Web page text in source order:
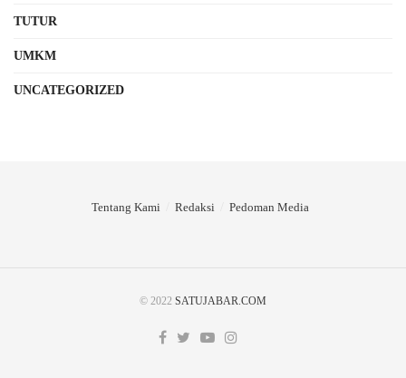
TUTUR
UMKM
UNCATEGORIZED
Tentang Kami Redaksi Pedoman Media
© 2022 SATUJABAR.COM